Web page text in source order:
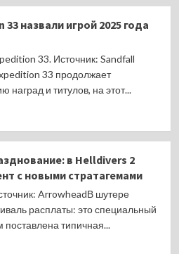
назвали игрой 2025 года
33. Источник: Sandfall
33 продолжает
наград и титулов, на этот...
в Helldivers 2
с новыми стратагемами
ArrowheadВ шутере
расплаты: это специальный
поставлена типичная...